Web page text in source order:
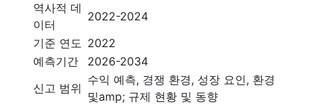
역사적 데
이터
2022-2024
기준 연도 2022
예측기간
2026-2034
신고 범위
수익 예측, 경쟁 환경, 성장 요인, 환경
및amp; 규제 현황 및 동향